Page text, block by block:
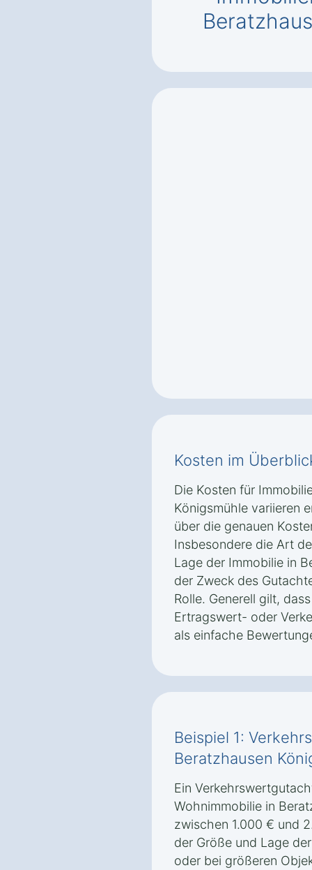
Kosten im
Die Kosten für
Königsmühle variieren
über die genauen
Insbesondere die Art
Lage der Immobilie in
der Zweck des
Rolle. Generell gilt,
Ertragswert- oder
als einfache
Beispiel 1:
Beratzhausen
Ein
Wohnimmobilie in
zwischen 1.000 € und
der Größe und Lage
oder bei größeren